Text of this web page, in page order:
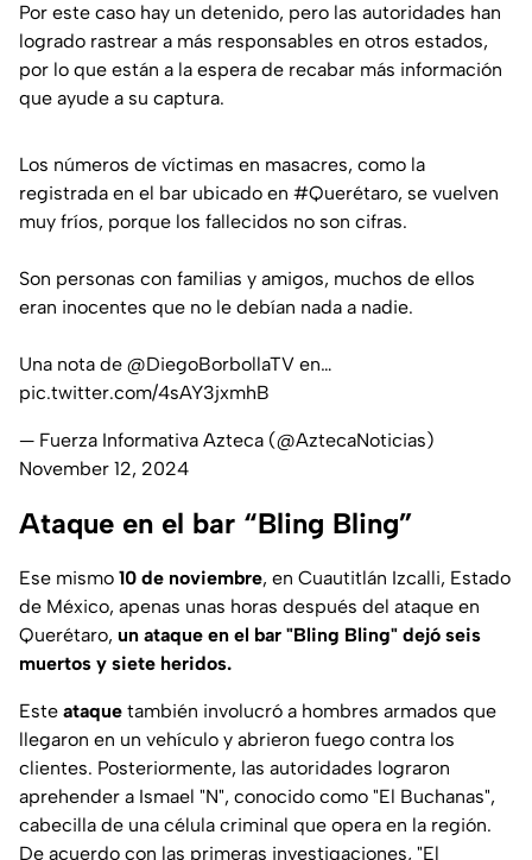
Por este caso hay un detenido, pero las autoridades han
logrado rastrear a más responsables en otros estados,
por lo que están a la espera de recabar más información
que ayude a su captura.
Los números de víctimas en masacres, como la
registrada en el bar ubicado en #Querétaro, se vuelven
muy fríos, porque los fallecidos no son cifras.
Son personas con familias y amigos, muchos de ellos
eran inocentes que no le debían nada a nadie.
Una nota de @DiegoBorbollaTV en…
pic.twitter.com/4sAY3jxmhB
— Fuerza Informativa Azteca (@AztecaNoticias)
November 12, 2024
Ataque en el bar “Bling Bling”
Ese mismo 10 de noviembre, en Cuautitlán Izcalli, Estado
de México, apenas unas horas después del ataque en
Querétaro, un ataque en el bar "Bling Bling" dejó seis
muertos y siete heridos.
Este ataque también involucró a hombres armados que
llegaron en un vehículo y abrieron fuego contra los
clientes. Posteriormente, las autoridades lograron
aprehender a Ismael "N", conocido como "El Buchanas",
cabecilla de una célula criminal que opera en la región.
De acuerdo con las primeras investigaciones, "El